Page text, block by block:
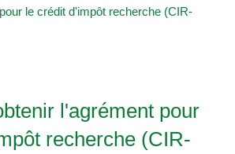
le crédit d'impôt recherche (CIR-
l'agrément pour
recherche (CIR-